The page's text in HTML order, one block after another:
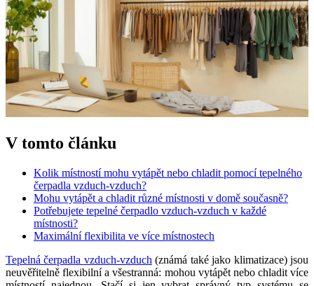
V tomto článku
Kolik místností mohu vytápět nebo chladit pomocí tepelného
čerpadla vzduch-vzduch?
Mohu vytápět a chladit různé místnosti v domě současně?
Potřebujete tepelné čerpadlo vzduch-vzduch v každé
místnosti?
Maximální flexibilita ve více místnostech
Tepelná čerpadla vzduch-vzduch (známá také jako klimatizace) jsou
neuvěřitelně flexibilní a všestranná: mohou vytápět nebo chladit více